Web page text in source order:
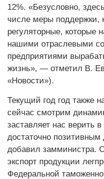
12%. «Безусловно,
числе меры поддержки,
регуляторные, которые
нашими отраслевыми
предприятиями
жизнь», — отметил В.
«Новости»).
Текущий год год также
сейчас смотрим
заставляет нас верить
достаточно
добавил замминистра.
экспорт продукции
Федеральной